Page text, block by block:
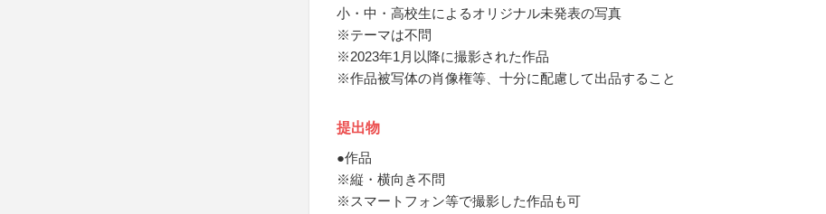
小・中・高校生によるオリジナル未発表の写真
※テーマは不問
※2023年1月以降に撮影された作品
※作品被写体の肖像権等、十分に配慮して出品すること
提出物
●作品
※縦・横向き不問
※スマートフォン等で撮影した作品も可